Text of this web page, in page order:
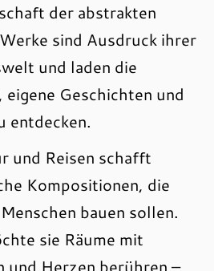
der abstrakten
sind Ausdruck ihrer
und laden die
Geschichten und
entdecken.
und Reisen schafft
Kompositionen, die
bauen sollen.
sie Räume mit
und Herzen berühren –